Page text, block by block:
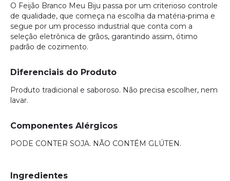
O Feijão Branco Meu Biju passa por um criterioso controle
de qualidade, que começa na escolha da matéria-prima e
segue por um processo industrial que conta com a
seleção eletrônica de grãos, garantindo assim, ótimo
padrão de cozimento.
Diferenciais do Produto
Produto tradicional e saboroso. Não precisa escolher, nem
lavar.
Componentes Alérgicos
PODE CONTER SOJA. NÃO CONTÉM GLÚTEN.
Ingredientes